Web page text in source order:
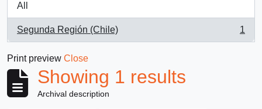
All
Segunda Región (Chile)
, 1 results
1
Print preview Close
Showing 1 results
Archival description